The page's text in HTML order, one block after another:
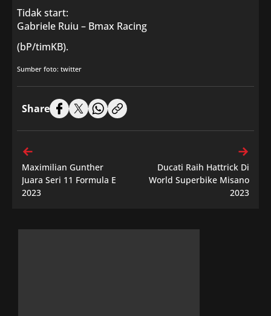
Tidak start:
Gabriele Ruiu – Bmax Racing
(bP/timKB).
Sumber foto: twitter
Share
Maximilian Gunther
Juara Seri 11 Formula E
2023
Ducati Raih Hattrick Di
World Superbike Misano
2023